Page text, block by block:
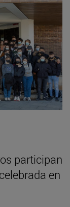
participan
en